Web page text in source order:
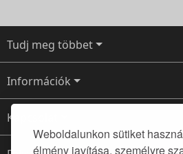
Weboldalunkon sütiket
élmény javítása, személyre
Tudj meg többet
Információk
Kapcsolat